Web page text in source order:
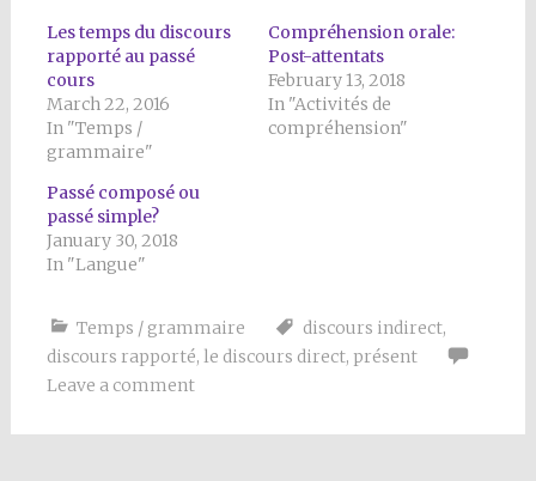
Les temps du discours
rapporté au passé
cours
March 22, 2016
In "Temps /
grammaire"
Compréhension orale:
Post-attentats
February 13, 2018
In "Activités de
compréhension"
Passé composé ou
passé simple?
January 30, 2018
In "Langue"
Temps / grammaire discours indirect,
discours rapporté, le discours direct, présent
Leave a comment